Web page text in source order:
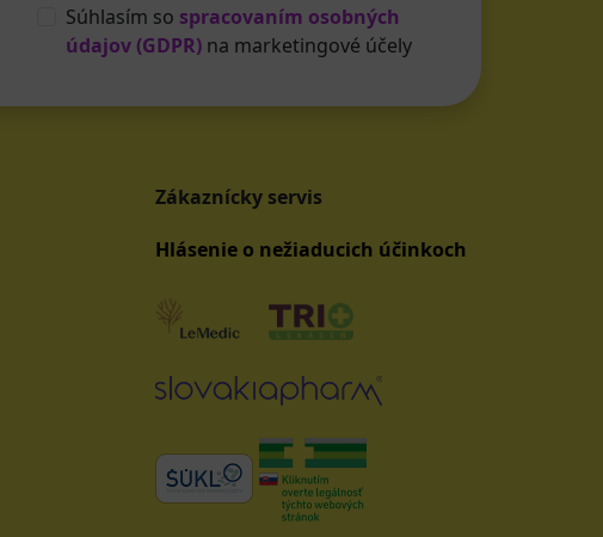
Súhlasím so spracovaním osobných
údajov (GDPR) na marketingové účely
Zákaznícky servis
Hlásenie o nežiaducich účinkoch